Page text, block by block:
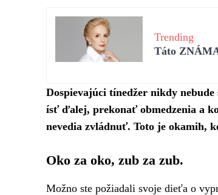
Trending
Táto
Dospievajúci tínedžer nikdy
ísť ďalej, prekonať obmedzenia a
nevedia zvládnuť. Toto je okamih,
Oko za oko, zub za zub.
Možno ste požiadali svoje dieťa o